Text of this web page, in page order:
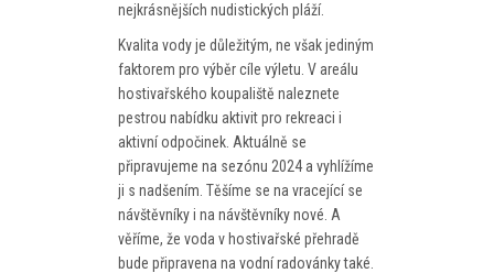
nejkrásnějších nudistických pláží.
Kvalita vody je důležitým, ne však jediným
faktorem pro výběr cíle výletu. V areálu
hostivařského koupaliště naleznete
pestrou nabídku aktivit pro rekreaci i
aktivní odpočinek. Aktuálně se
připravujeme na sezónu 2024 a vyhlížíme
ji s nadšením. Těšíme se na vracející se
návštěvníky i na návštěvníky nové. A
věříme, že voda v hostivařské přehradě
bude připravena na vodní radovánky také.